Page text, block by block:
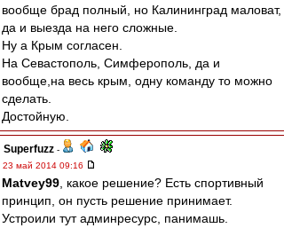
вообще брад полный, но Калининград маловат,
да и выезда на него сложные.
Ну а Крым согласен.
На Севастополь, Симферополь, да и
вообще,на весь крым, одну команду то можно
сделать.
Достойную.
Superfuzz -
23 май 2014 09:16
Matvey99 , какое решение? Есть спортивный
принцип, он пусть решение принимает.
Устроили тут админресурс, панимашь.